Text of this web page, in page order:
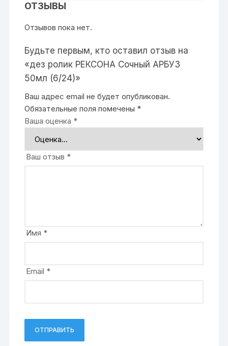
ОТЗЫВЫ
Отзывов пока нет.
Будьте первым, кто оставил отзыв на
«дез ролик РЕКСОНА Сочный АРБУЗ
50мл (6/24)»
Ваш адрес email не будет опубликован.
Обязательные поля помечены *
Ваша оценка *
Ваш отзыв *
Имя *
Email *